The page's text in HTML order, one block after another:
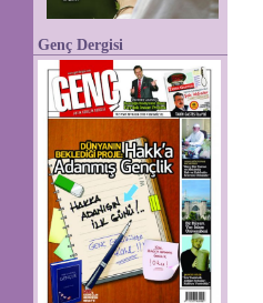
Genç Dergisi